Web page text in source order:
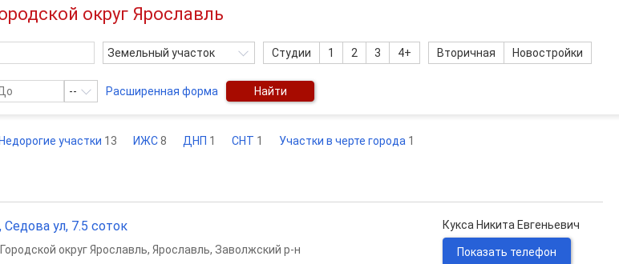
округ Ярославль
Земельный участок Студии 1 2 3 4+ Вторичная Новостройки
-- Расширенная форма Найти
Недорогие участки 13 ИЖС8 ДНП 1 СНТ 1 Участки в черте города 1
ул, 7.5 соток
Городской округ Ярославль, Ярославль, Заволжский р-н
Кукса Никита Евгеньевич
Показать телефон